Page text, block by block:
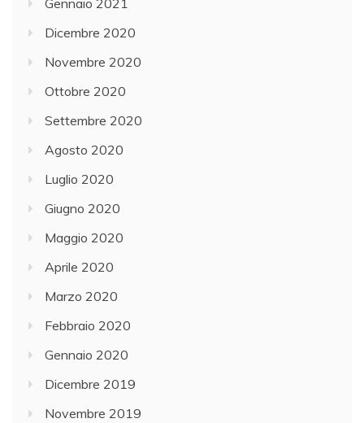
Gennaio 2021
Dicembre 2020
Novembre 2020
Ottobre 2020
Settembre 2020
Agosto 2020
Luglio 2020
Giugno 2020
Maggio 2020
Aprile 2020
Marzo 2020
Febbraio 2020
Gennaio 2020
Dicembre 2019
Novembre 2019